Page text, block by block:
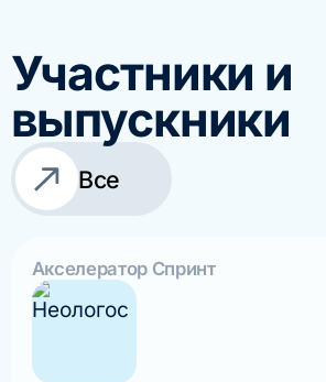
Участники и
выпускники
Все
Акселератор Спринт